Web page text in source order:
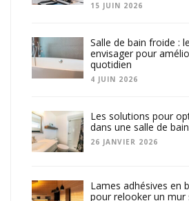
15 JUIN 2026
Salle de bain froide :
envisager pour
quotidien
4 JUIN 2026
Les solutions pour
dans une salle de bain
26 JANVIER 2026
Lames adhésives en
pour relooker un mur